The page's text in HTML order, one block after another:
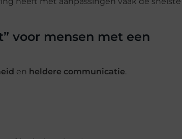
voor mensen met een
en heldere communicatie.